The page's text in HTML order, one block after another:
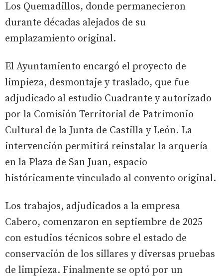
Los Quemadillos, donde permanecieron
durante décadas alejados de su
emplazamiento original.
El Ayuntamiento encargó el proyecto de
limpieza, desmontaje y traslado, que fue
adjudicado al estudio Cuadrante y autorizado
por la Comisión Territorial de Patrimonio
Cultural de la Junta de Castilla y León. La
intervención permitirá reinstalar la arquería
en la Plaza de San Juan, espacio
históricamente vinculado al convento original.
Los trabajos, adjudicados a la empresa
Cabero, comenzaron en septiembre de 2025
con estudios técnicos sobre el estado de
conservación de los sillares y diversas pruebas
de limpieza. Finalmente se optó por un